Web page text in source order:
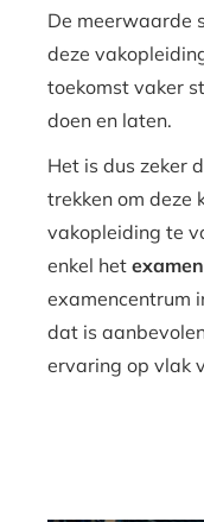
De meerwaarde
deze
toekomst vaker
doen en laten.
Het is dus zeker
trekken om deze
vakopleiding te
enkel het examen
examencentrum
dat is
ervaring op vlak